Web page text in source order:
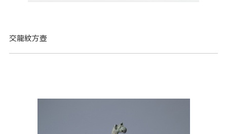
交龍紋方壺